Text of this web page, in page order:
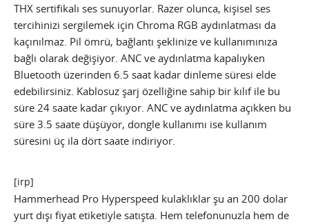
THX sertifikalı ses sunuyorlar. Razer olunca, kişisel ses
tercihinizi sergilemek için Chroma RGB aydınlatması da
kaçınılmaz. Pil ömrü, bağlantı şeklinize ve kullanımınıza
bağlı olarak değişiyor. ANC ve aydınlatma kapalıyken
Bluetooth üzerinden 6.5 saat kadar dinleme süresi elde
edebilirsiniz. Kablosuz şarj özelliğine sahip bir kılıf ile bu
süre 24 saate kadar çıkıyor. ANC ve aydınlatma açıkken bu
süre 3.5 saate düşüyor, dongle kullanımı ise kullanım
süresini üç ila dört saate indiriyor.
[irp]
Hammerhead Pro Hyperspeed kulaklıklar şu an 200 dolar
yurt dışı fiyat etiketiyle satışta. Hem telefonunuzla hem de